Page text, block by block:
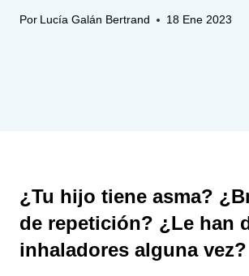
Por Lucía Galán Bertrand 18 Ene 2023
¿Tu hijo tiene asma?
de repetición? ¿Le han
inhaladores alguna vez?